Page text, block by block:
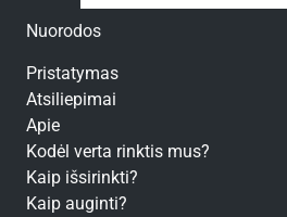
Nuorodos
Pristatymas
Atsiliepimai
Apie
Kodėl verta rinktis mus?
Kaip išsirinkti?
Kaip auginti?